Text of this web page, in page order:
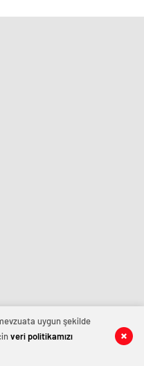
uygun şekilde
veri politikamızı